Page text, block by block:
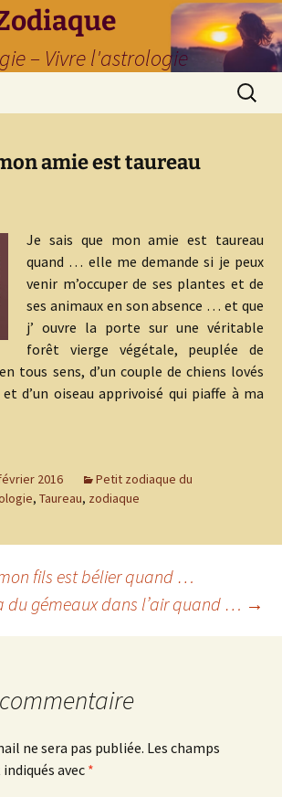
– Vivre l'astrologie
amie est taureau
Je sais que mon amie est taureau
quand … elle me demande si je peux
venir m’occuper de ses plantes et de
ses animaux en son absence … et que
j’ ouvre la porte sur une véritable
forêt vierge végétale, peuplée de
tous sens, d’un couple de chiens lovés
d’un oiseau apprivoisé qui piaffe à ma
2016
Petit zodiaque du
, Taureau, zodiaque
fils est bélier quand …
du gémeaux dans l’air quand … →
ne sera pas publiée. Les champs
avec *